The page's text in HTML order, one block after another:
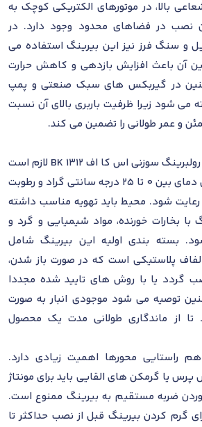
بالا، در موتورهای الکتریکی کوچک به
نصب در فضاهای محدود وجود دارد. در
و سنگ فرز نیز این بیرینگ استفاده می
آن باعث افزایش بازدهی و کاهش حرارت
در گیربکس های سبک صنعتی و پمپ
می شود زیرا ظرفیت باربری بالای آن نسبت
و عمر طولانی را تضمین می کند.
برای نگهداری استاندارد رولبرینگ سوزنی اس کا اف BK 1312 لازم است
شرایط محیط انبار شامل دمای بین 0 تا 25 درجه سانتی گراد و رطوبت
از 60 درصد رعایت شود. محیط باید تهویه مناسب داشته
با بخارات خورنده، مواد شیمیایی و گرد و
بسته بندی اولیه این بیرینگ شامل
پلاستیکی است که در صورت باز شدن،
گردد یا با روش های تایید شده مجددا
توصیه می شود موجودی انبار به صورت
تا از ماندگاری طولانی مدت یک محصول
راستایی محورها اهمیت زیادی دارد.
پرس یا گرمکن های القایی باید برای مونتاژ
ضربه مستقیم به بیرینگ ممنوع است.
گرم کردن بیرینگ قبل از نصب حداکثر تا